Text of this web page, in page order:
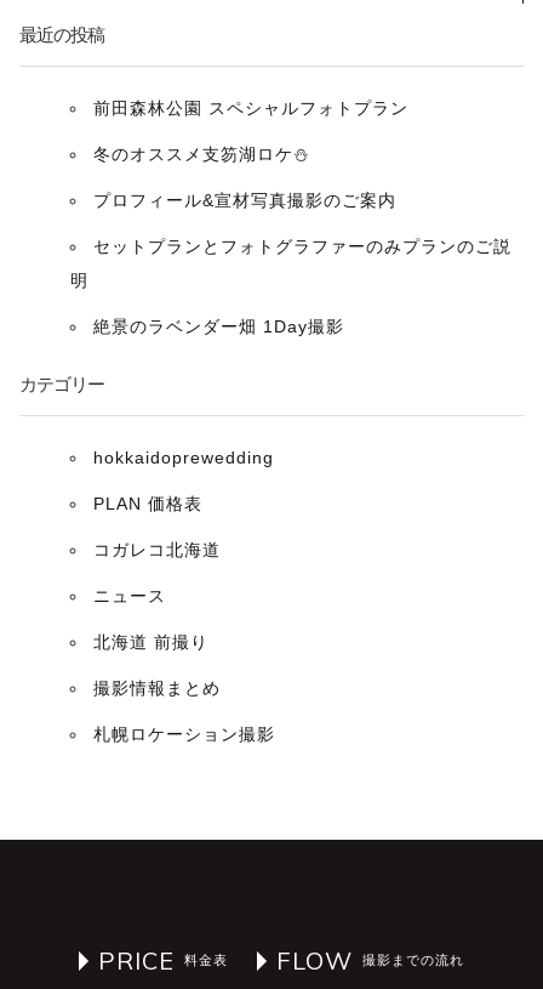
ゲ
最近の投稿
前田森林公園 スペシャルフォトプラン
冬のオススメ支笏湖ロケ⛄️
プロフィール&宣材写真撮影のご案内
セットプランとフォトグラファーのみプランのご説
明
絶景のラベンダー畑 1Day撮影
カテゴリー
hokkaidoprewedding
PLAN 価格表
コガレコ北海道
ニュース
北海道 前撮り
撮影情報まとめ
札幌ロケーション撮影
PRICE FLOW